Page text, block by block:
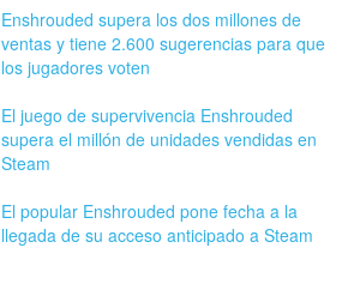
Enshrouded supera los dos millones de
ventas y tiene 2.600 sugerencias para que
los jugadores voten
El juego de supervivencia Enshrouded
supera el millón de unidades vendidas en
Steam
El popular Enshrouded pone fecha a la
llegada de su acceso anticipado a Steam